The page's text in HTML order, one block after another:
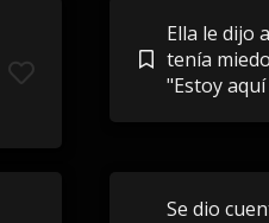
Ella le dijo
tenía
"Estoy
Se dio